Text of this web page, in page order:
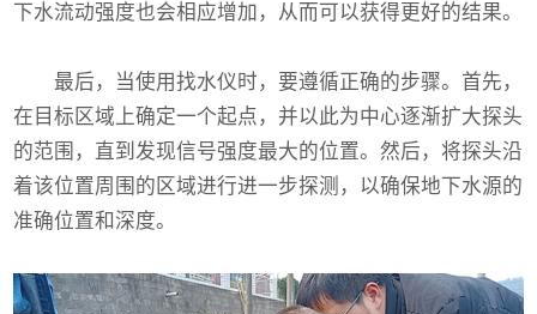
下水流动强度也会相应增加，从而可以获得更好的结果。
最后，当使用找水仪时，要遵循正确的步骤。首先，
在目标区域上确定一个起点，并以此为中心逐渐扩大探头
的范围，直到发现信号强度最大的位置。然后，将探头沿
着该位置周围的区域进行进一步探测，以确保地下水源的
准确位置和深度。